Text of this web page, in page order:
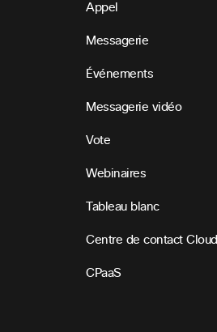
Appel
Messagerie
Événements
Messagerie vidéo
Vote
Webinaires
Tableau blanc
Centre de contact Cloud
CPaaS